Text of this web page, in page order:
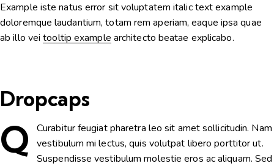
Example iste natus error sit voluptatem italic text example
doloremque laudantium, totam rem aperiam, eaque ipsa quae
ab illo veitooltip example architecto beatae explicabo.
Dropcaps
Q
Curabitur feugiat pharetra leo sit amet sollicitudin. Nam
vestibulum mi lectus, quis volutpat libero porttitor ut.
Suspendisse vestibulum molestie eros ac aliquam. Sed